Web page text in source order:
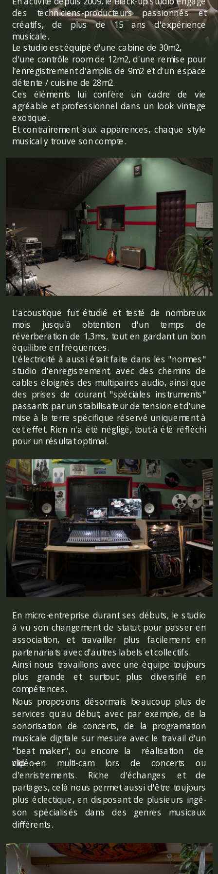
des techniciens-producteurs passionnés et
créatifs, de plus de 15 ans d'expérience
musicale.
Le studio est équipé d'une cabine de 30m2,
d'une contrôle room de 12m2, d'une remise pour
l'enregistrement d'amplis de 9m2 et d'un espace
détente / cuisine de 28m2.
Ces éléments lui confère un cadre de vie
agréable et professionnel dans un look vintage
exotique.
Et contrairement aux apparences, chaque style
musical y trouve son compte.
L'acoustique fut étudié et testé de nombreux
mois jusqu'à obtention d'un temps de
réverberation de 1,3ms, tout en gardant un bon
équilibre en fréquences.
L'électricité à aussi était faite dans les "normes"
studio d'enregistrement, avec des chemins de
cables éloignés des multipaires audio, ainsi que
des prises de courant "spéciales instruments"
passants par un stabilisateur de tension et d'une
mise à la terre spécifique réservé uniquement à
cet effet. Rien n'a été négligé, tout à été réfléchi
pour un résultat optimal.
En micro-entreprise durant ses débuts, le studio
à vu son changement de statut pour passer en
association, et travailler plus facilement en
partenariats avec d'autres labels et collectifs.
Ainsi nous travaillons avec une équipe toujours
plus grande et surtout plus diversifié en
compétences.
Nous proposons désormais beaucoup plus de
services qu'au début, avec par exemple, de la
sonorisation de concerts, de la programation
musicale digitale sur mesure avec le travail d'un
"beat maker", ou encore la réalisation de
vidéo-
clip en multi-cam lors de concerts ou
d'enristrements. Riche d'échanges et de
partages, celà nous permet aussi d'être toujours
plus éclectique, en disposant de plusieurs ingé-
son spécialisés dans des genres musicaux
différents.